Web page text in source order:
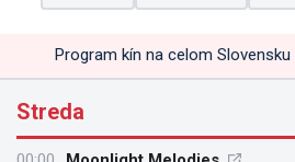
Program kín na celom Slovensku
Streda